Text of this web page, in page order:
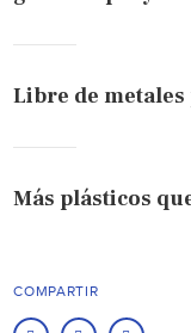
Libre de metales
Más plásticos
COMPARTIR